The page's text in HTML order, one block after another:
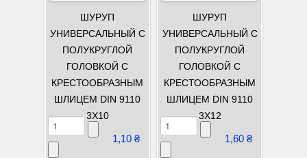
ШУРУП
УНИВЕРСАЛЬНЫЙ С
ПОЛУКРУГЛОЙ
ГОЛОВКОЙ С
КРЕСТООБРАЗНЫМ
ШЛИЦЕМ DIN 9110
3Х10
1,10 ₴
ШУРУП
УНИВЕРСАЛЬНЫЙ С
ПОЛУКРУГЛОЙ
ГОЛОВКОЙ С
КРЕСТООБРАЗНЫМ
ШЛИЦЕМ DIN 9110
3Х12
1,60 ₴